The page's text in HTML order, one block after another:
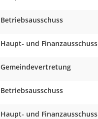
Betriebsausschuss
Haupt- und Finanzausschuss
Gemeindevertretung
Betriebsausschuss
Haupt- und Finanzausschuss